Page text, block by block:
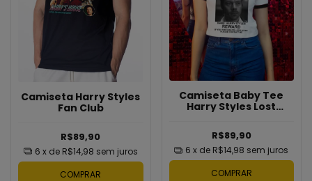
Camiseta Harry Styles
Fan Club
R$89,90
6 x de R$14,98 sem juros
COMPRAR
Camiseta Baby Tee
Harry Styles Lost
R$89,90
6 x de R$14,98 sem juros
COMPRAR